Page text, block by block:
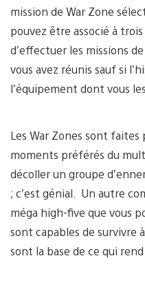
mission de War Zone
pouvez être associé à
d’effectuer les missions
vous avez réunis sauf si
l’équipement dont vous
Les War Zones sont
moments préférés du
décoller un groupe
; c’est génial. Un autre
méga high-five que vous
sont capables de survivre
sont la base de ce qui